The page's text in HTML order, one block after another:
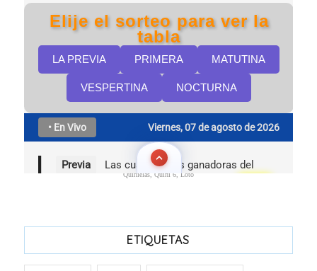
Quinielas, Quini 6, Loto
ETIQUETAS